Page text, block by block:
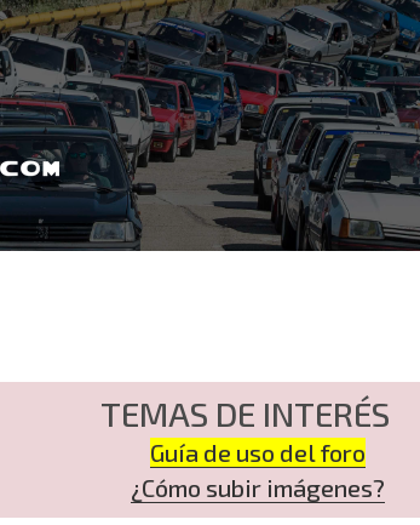
TEMAS DE INTERÉS
Guía de uso del foro
¿Cómo subir imágenes?